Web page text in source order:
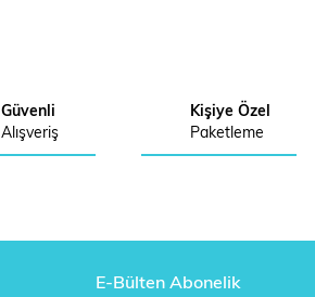
Güvenli
Alışveriş
Kişiye Özel
Paketleme
E-Bülten Abonelik